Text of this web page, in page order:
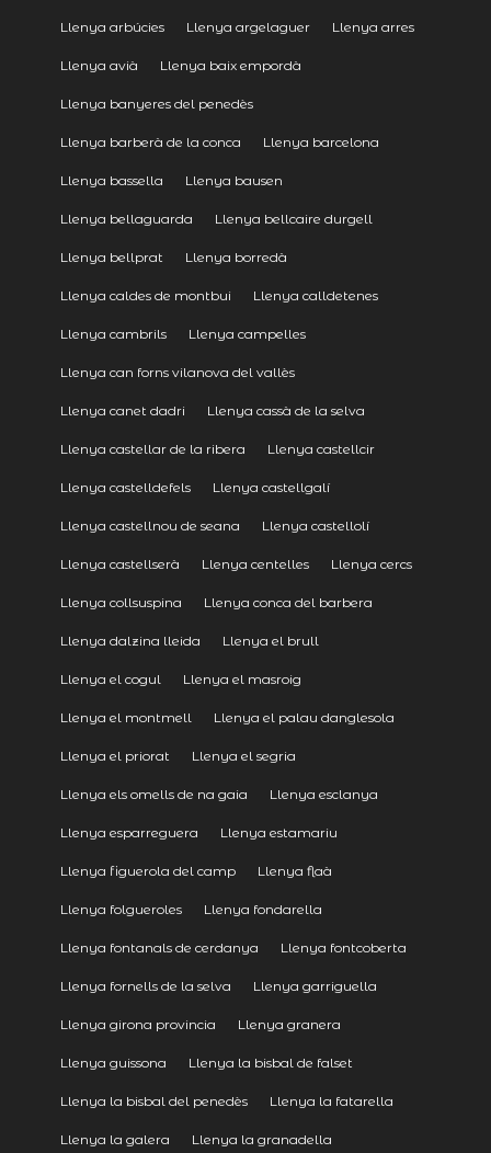
Llenya arbúcies Llenya argelaguer Llenya arres
Llenya avià Llenya baix empordà
Llenya banyeres del penedès
Llenya barberà de la conca Llenya barcelona
Llenya bassella Llenya bausen
Llenya bellaguarda Llenya bellcaire durgell
Llenya bellprat Llenya borredà
Llenya caldes de montbui Llenya calldetenes
Llenya cambrils Llenya campelles
Llenya can forns vilanova del vallès
Llenya canet dadri Llenya cassà de la selva
Llenya castellar de la ribera Llenya castellcir
Llenya castelldefels Llenya castellgalí
Llenya castellnou de seana Llenya castellolí
Llenya castellserà Llenya centelles Llenya cercs
Llenya collsuspina Llenya conca del barbera
Llenya dalzina lleida Llenya el brull
Llenya el cogul Llenya el masroig
Llenya el montmell Llenya el palau danglesola
Llenya el priorat Llenya el segria
Llenya els omells de na gaia Llenya esclanya
Llenya esparreguera Llenya estamariu
Llenya figuerola del camp Llenya flaà
Llenya folgueroles Llenya fondarella
Llenya fontanals de cerdanya Llenya fontcoberta
Llenya fornells de la selva Llenya garriguella
Llenya girona provincia Llenya granera
Llenya guissona Llenya la bisbal de falset
Llenya la bisbal del penedès Llenya la fatarella
Llenya la galera Llenya la granadella